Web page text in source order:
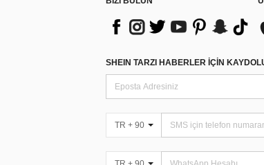
SHEIN TARZI HABERLER IÇIN
TR + 90